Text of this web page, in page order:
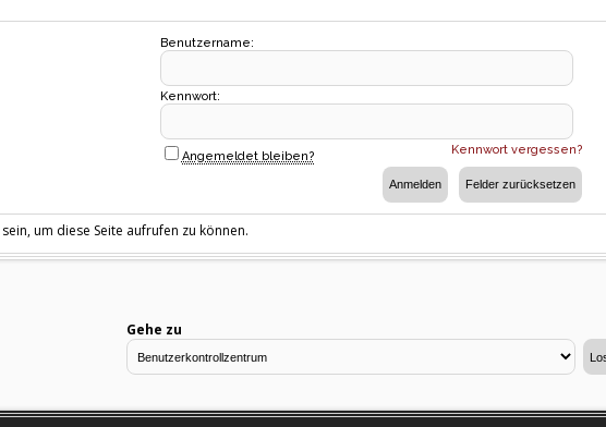
Benutzername:
Kennwort:
Kennwort vergessen?
Angemeldet bleiben?
sein, um diese Seite aufrufen zu können.
Gehe zu